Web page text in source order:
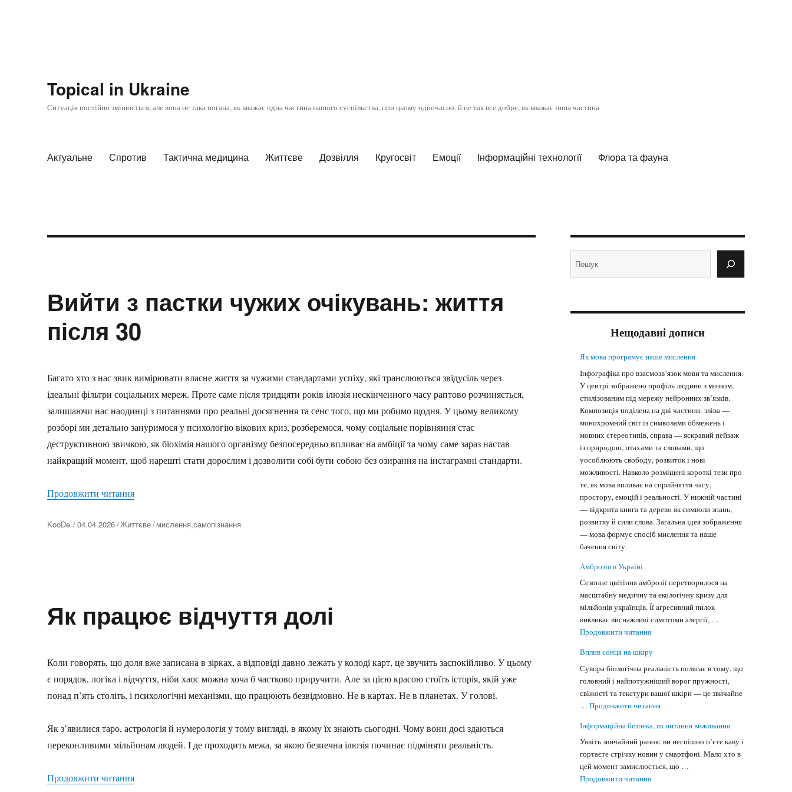
Topical in Ukraine
Ситуація постійно змінюється, але вона не така погана, як вважає одна частина нашого суспільства, при цьому одночасно, й не так все добре, як вважає інша частина
Актуальне Спротив Тактична медицина Життєве Дозвілля Кругосвіт Емоції Інформаційні технології Флора та фауна
Вийти з пастки чужих очікувань: життя
після 30
Багато хто з нас звик вимірювати власне життя за чужими стандартами успіху, які транслюються звідусіль через
ідеальні фільтри соціальних мереж. Проте саме після тридцяти років ілюзія нескінченного часу раптово розчиняється,
залишаючи нас наодинці з питаннями про реальні досягнення та сенс того, що ми робимо щодня. У цьому великому
розборі ми детально зануримося у психологію вікових криз, розберемося, чому соціальне порівняння стає
деструктивною звичкою, як біохімія нашого організму безпосередньо впливає на амбіції та чому саме зараз настав
найкращий момент, щоб нарешті стати дорослим і дозволити собі бути собою без озирання на інстаграмні стандарти.
Продовжити читання“Вийти з пастки чужих очікувань: життя після 30”
Автор
KooDe 04.04.2026 Життєве мислення,самопізнання
Як працює відчуття долі
Коли говорять, що доля вже записана в зірках, а відповіді давно лежать у колоді карт, це звучить заспокійливо. У цьому
є порядок, логіка і відчуття, ніби хаос можна хоча б частково приручити. Але за цією красою стоїть історія, якій уже
понад п’ять століть, і психологічні механізми, що працюють безвідмовно. Не в картах. Не в планетах. У голові.
Як з’явилися таро, астрологія й нумерологія у тому вигляді, в якому їх знають сьогодні. Чому вони досі здаються
переконливими мільйонам людей. І де проходить межа, за якою безпечна ілюзія починає підміняти реальність.
Продовжити читання“Як працює відчуття долі”
Нещодавні дописи
Як мова програмує наше мислення
Інфографіка про взаємозв’язок мови та мислення.
У центрі зображено профіль людини з мозком,
стилізованим під мережу нейронних зв’язків.
Композиція поділена на дві частини: зліва —
монохромний світ із символами обмежень і
мовних стереотипів, справа — яскравий пейзаж
із природою, птахами та словами, що
уособлюють свободу, розвиток і нові
можливості. Навколо розміщені короткі тези про
те, як мова впливає на сприйняття часу,
простору, емоцій і реальності. У нижній частині
— відкрита книга та дерево як символи знань,
розвитку й сили слова. Загальна ідея зображення
— мова формує спосіб мислення та наше
бачення світу.
Амброзія в Україні
Сезонне цвітіння амброзії перетворилося на
масштабну медичну та екологічну кризу для
мільйонів українців. Її агресивний пилок
викликає виснажливі симптоми алергії, …
Продовжити читання"Амброзія в Україні"
Вплив сонця на шкіру
Сувора біологічна реальність полягає в тому, що
головний і найпотужніший ворог пружності,
свіжості та текстури вашої шкіри — це звичайне
…Продовжити читання"Вплив сонця на шкіру"
Інформаційна безпека, як питання виживання
Уявіть звичайний ранок: ви неспішно п’єте каву і
гортаєте стрічку новин у смартфоні. Мало хто в
цей момент замислюється, що …
Продовжити читання"Інформаційна безпека, як питання